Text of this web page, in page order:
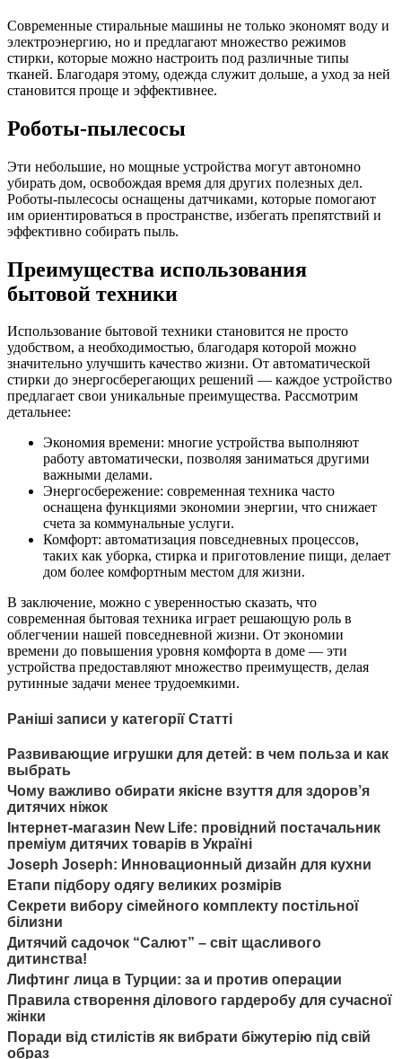
Современные стиральные машины не только экономят воду и
электроэнергию, но и предлагают множество режимов
стирки, которые можно настроить под различные типы
тканей. Благодаря этому, одежда служит дольше, а уход за ней
становится проще и эффективнее.
Роботы-пылесосы
Эти небольшие, но мощные устройства могут автономно
убирать дом, освобождая время для других полезных дел.
Роботы-пылесосы оснащены датчиками, которые помогают
им ориентироваться в пространстве, избегать препятствий и
эффективно собирать пыль.
Преимущества использования
бытовой техники
Использование бытовой техники становится не просто
удобством, а необходимостью, благодаря которой можно
значительно улучшить качество жизни. От автоматической
стирки до энергосберегающих решений — каждое устройство
предлагает свои уникальные преимущества. Рассмотрим
детальнее:
Экономия времени: многие устройства выполняют
работу автоматически, позволяя заниматься другими
важными делами.
Энергосбережение: современная техника часто
оснащена функциями экономии энергии, что снижает
счета за коммунальные услуги.
Комфорт: автоматизация повседневных процессов,
таких как уборка, стирка и приготовление пищи, делает
дом более комфортным местом для жизни.
В заключение, можно с уверенностью сказать, что
современная бытовая техника играет решающую роль в
облегчении нашей повседневной жизни. От экономии
времени до повышения уровня комфорта в доме — эти
устройства предоставляют множество преимуществ, делая
рутинные задачи менее трудоемкими.
Раніші записи у категорії Статті
Развивающие игрушки для детей: в чем польза и как
выбрать
Чому важливо обирати якісне взуття для здоров’я
дитячих ніжок
Інтернет-магазин New Life: провідний постачальник
преміум дитячих товарів в Україні
Joseph Joseph: Инновационный дизайн для кухни
Етапи підбору одягу великих розмірів
Секрети вибору сімейного комплекту постільної
білизни
Дитячий садочок “Салют” – світ щасливого
дитинства!
Лифтинг лица в Турции: за и против операции
Правила створення ділового гардеробу для сучасної
жінки
Поради від стилістів як вибрати біжутерію під свій
образ